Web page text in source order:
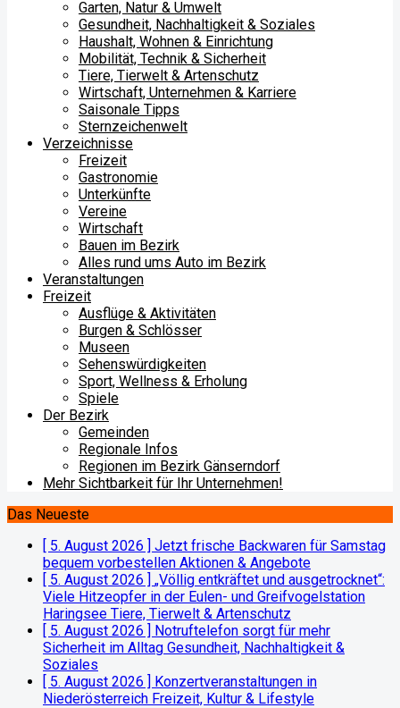
Garten, Natur & Umwelt
Gesundheit, Nachhaltigkeit & Soziales
Haushalt, Wohnen & Einrichtung
Mobilität, Technik & Sicherheit
Tiere, Tierwelt & Artenschutz
Wirtschaft, Unternehmen & Karriere
Saisonale Tipps
Sternzeichenwelt
Verzeichnisse
Freizeit
Gastronomie
Unterkünfte
Vereine
Wirtschaft
Bauen im Bezirk
Alles rund ums Auto im Bezirk
Veranstaltungen
Freizeit
Ausflüge & Aktivitäten
Burgen & Schlösser
Museen
Sehenswürdigkeiten
Sport, Wellness & Erholung
Spiele
Der Bezirk
Gemeinden
Regionale Infos
Regionen im Bezirk Gänserndorf
Mehr Sichtbarkeit für Ihr Unternehmen!
Das Neueste
[ 5. August 2026 ] Jetzt frische Backwaren für Samstag
bequem vorbestellen Aktionen & Angebote
[ 5. August 2026 ] „Völlig entkräftet und ausgetrocknet“:
Viele Hitzeopfer in der Eulen- und Greifvogelstation
Haringsee Tiere, Tierwelt & Artenschutz
[ 5. August 2026 ] Notruftelefon sorgt für mehr
Sicherheit im Alltag Gesundheit, Nachhaltigkeit &
Soziales
[ 5. August 2026 ] Konzertveranstaltungen in
Niederösterreich Freizeit, Kultur & Lifestyle